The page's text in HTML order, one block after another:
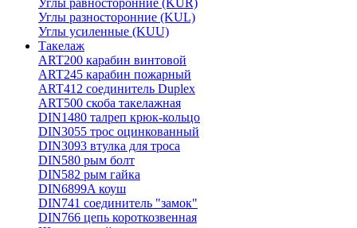
Углы равносторонние (KUR)
Углы разносторонние (KUL)
Углы усиленные (KUU)
Такелаж
ART200 карабин винтовой
ART245 карабин пожарный
ART412 соединитель Duplex
ART500 скоба такелажная
DIN1480 талреп крюк-кольцо
DIN3055 трос оцинкованный
DIN3093 втулка для троса
DIN580 рым болт
DIN582 рым гайка
DIN6899A коуш
DIN741 соединитель "замок"
DIN766 цепь короткозвенная